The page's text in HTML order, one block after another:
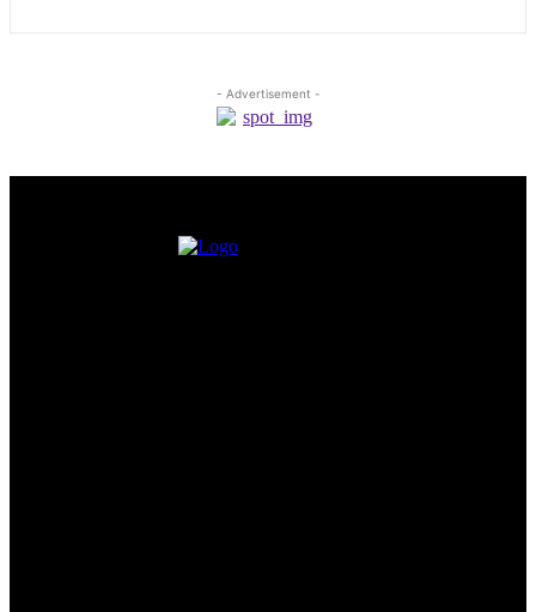
- Advertisement -